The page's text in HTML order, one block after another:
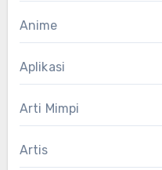
Anime
Aplikasi
Arti Mimpi
Artis